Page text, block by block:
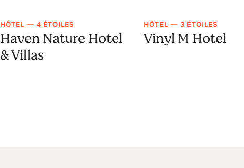
HÔTEL — 4 ÉTOILES
Haven Nature Hotel
& Villas
HÔTEL — 3 ÉTOILES
Vinyl M Hotel